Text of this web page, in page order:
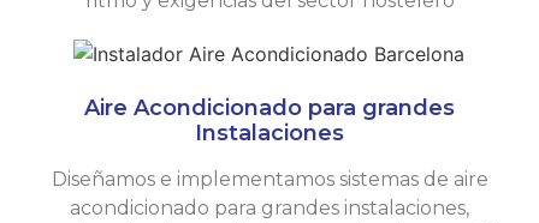
Aire Acondicionado para grandes
Instalaciones
Diseñamos e implementamos sistemas de aire
acondicionado para grandes instalaciones,